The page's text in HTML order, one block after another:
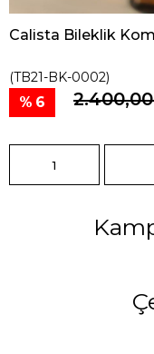
Calista Bileklik
(TB21-BK-0002)
6